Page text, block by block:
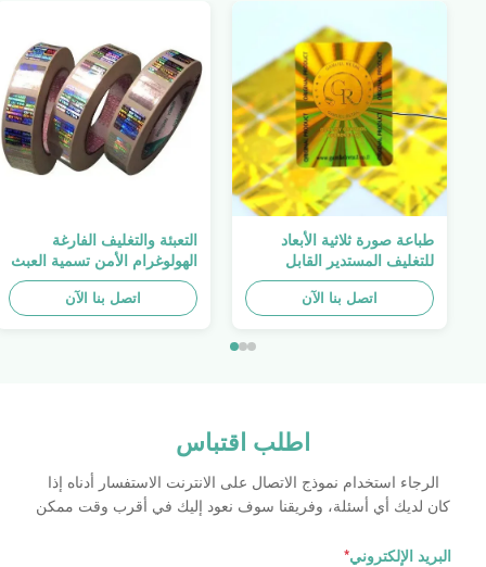
طباعة صورة ثلاثية الأبعاد
للتغليف المستدير القابل
للطباعة ، الملصق الأصلي ،
صفائح لاصقة ذاتية اللصق
اتصل بنا الآن
التعبئة والتغليف الفارغة
الهولوغرام الأمن تسمية العبث
واضح ملصق الهولوغرام شعار
الليزر
اتصل بنا الآن
اطلب اقتباس
الرجاء استخدام نموذج الاتصال على الانترنت الاستفسار أدناه إذا
كان لديك أي أسئلة، وفريقنا سوف نعود إليك في أقرب وقت ممكن
البريد الإلكتروني*